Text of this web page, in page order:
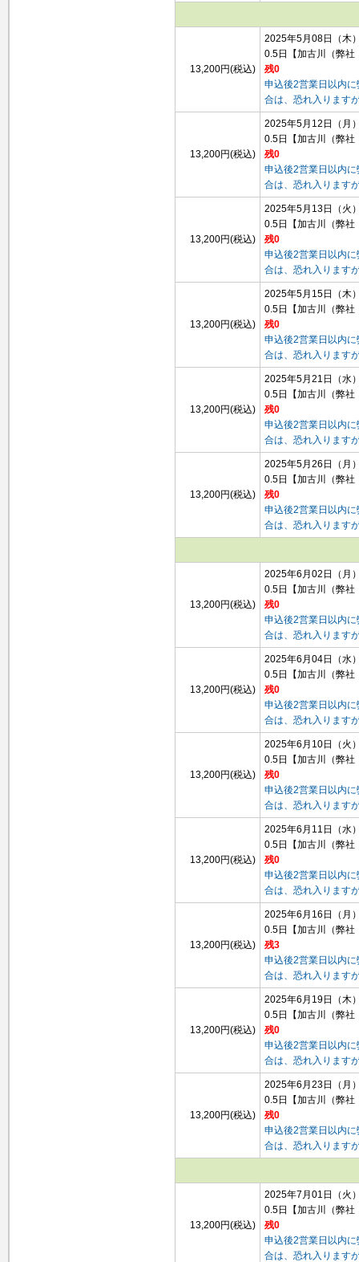
13,200円(税込)
2025年5月08日（木
0.5日
【加古川（弊
残0
申込後2営業日以内
合は、恐れ入ります
13,200円(税込)
2025年5月12日（月
0.5日
【加古川（弊
残0
申込後2営業日以内
合は、恐れ入ります
13,200円(税込)
2025年5月13日（火
0.5日
【加古川（弊
残0
申込後2営業日以内
合は、恐れ入ります
13,200円(税込)
2025年5月15日（木
0.5日
【加古川（弊
残0
申込後2営業日以内
合は、恐れ入ります
13,200円(税込)
2025年5月21日（水
0.5日
【加古川（弊
残0
申込後2営業日以内
合は、恐れ入ります
13,200円(税込)
2025年5月26日（月
0.5日
【加古川（弊
残0
申込後2営業日以内
合は、恐れ入ります
13,200円(税込)
2025年6月02日（月
0.5日
【加古川（弊
残0
申込後2営業日以内
合は、恐れ入ります
13,200円(税込)
2025年6月04日（水
0.5日
【加古川（弊
残0
申込後2営業日以内
合は、恐れ入ります
13,200円(税込)
2025年6月10日（火
0.5日
【加古川（弊
残0
申込後2営業日以内
合は、恐れ入ります
13,200円(税込)
2025年6月11日（水
0.5日
【加古川（弊
残0
申込後2営業日以内
合は、恐れ入ります
13,200円(税込)
2025年6月16日（月
0.5日
【加古川（弊
残3
申込後2営業日以内
合は、恐れ入ります
13,200円(税込)
2025年6月19日（木
0.5日
【加古川（弊
残0
申込後2営業日以内
合は、恐れ入ります
13,200円(税込)
2025年6月23日（月
0.5日
【加古川（弊
残0
申込後2営業日以内
合は、恐れ入ります
13,200円(税込)
2025年7月01日（火
0.5日
【加古川（弊
残0
申込後2営業日以内
合は、恐れ入ります